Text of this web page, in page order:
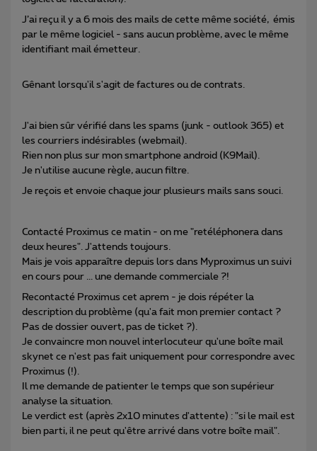
J’ai reçu il y a 6 mois des mails de cette même société, émis
par le même logiciel - sans aucun problème, avec le même
identifiant mail émetteur.
Gênant lorsqu'il s'agit de factures ou de contrats.
J'ai bien sûr vérifié dans les spams (junk - outlook 365) et
les courriers indésirables (webmail).
Rien non plus sur mon smartphone android (K9Mail).
Je n'utilise aucune règle, aucun filtre.
Je reçois et envoie chaque jour plusieurs mails sans souci.
Contacté Proximus ce matin - on me "retéléphonera dans
deux heures". J'attends toujours.
Mais je vois apparaître depuis lors dans Myproximus un suivi
en cours pour ... une demande commerciale ?!
Recontacté Proximus cet aprem - je dois répéter la
description du problème (qu'a fait mon premier contact ?
Pas de dossier ouvert, pas de ticket ?).
Je convaincre mon nouvel interlocuteur qu'une boîte mail
skynet ce n'est pas fait uniquement pour correspondre avec
Proximus (!).
Il me demande de patienter le temps que son supérieur
analyse la situation.
Le verdict est (après 2x10 minutes d'attente) : "si le mail est
bien parti, il ne peut qu'être arrivé dans votre boîte mail".